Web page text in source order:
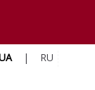
| RU